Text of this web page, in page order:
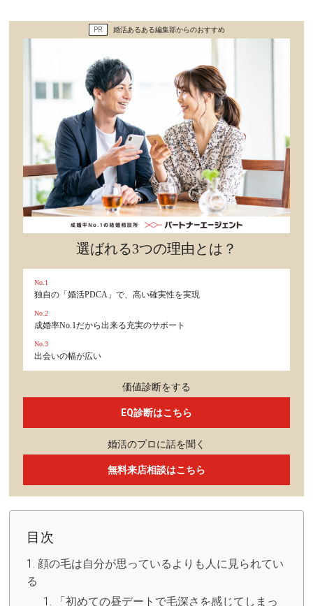
カルチャー・トレンド・芸能
PR 婚活あるある編集部からのおすすめ
選ばれる3つの理由とは？
No.1
独自の「婚活PDCA」で、高い確実性を実現
No.2
成婚率No.1だから出来る充実のサポート
No.3
出会いの幅が広い
価値診断をする
EQ診断はこちら
婚活のプロに話を聞く
無料来店相談はこちら
目次
顔の毛は自分が思っているよりも人に見られてい
る
「初めての昼デートで毛深さを感じてしまっ